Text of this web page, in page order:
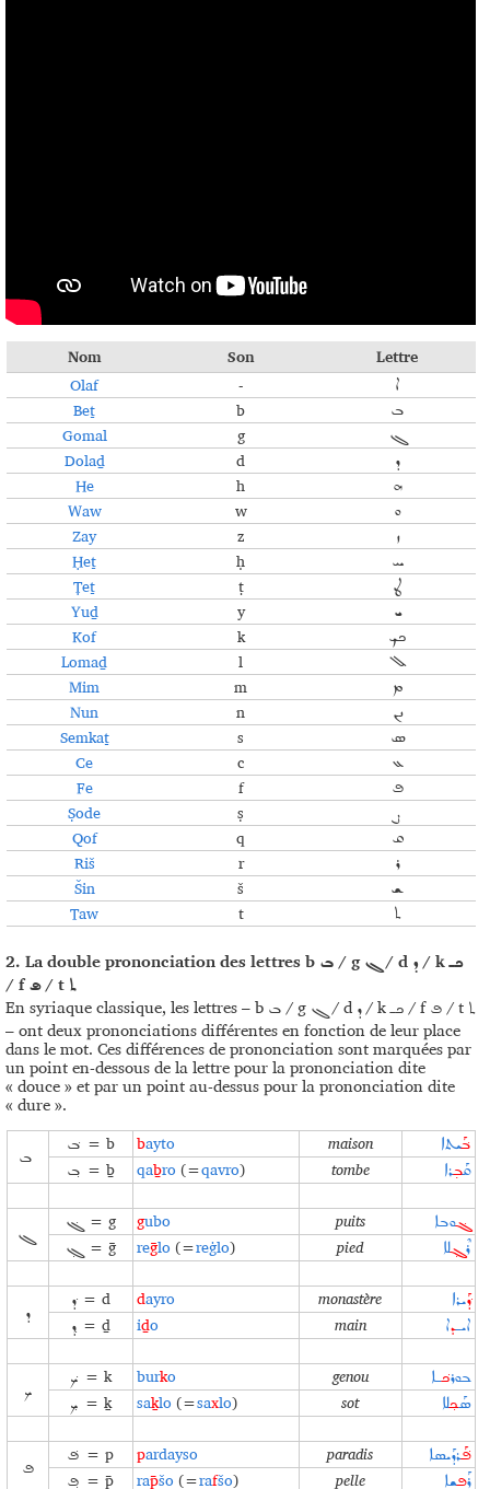
Nom Son Lettre
Olaf - ܐ
Beṯ b ܒ
Gomal g ܓ
Dolaḏ d ܕ
He h ܗ
Waw w ܘ
Zay z ܙ
Ḥeṯ ḥ ܚ
Ṭeṯ ṭ ܛ
Yuḏ y ܝ
Kof k ܟܟ
Lomaḏ l ܠ
Mim m ܡ
Nun n ܢܢ
Semkaṯ s ܣ
Ce c ܥ
Fe f ܦ
Ṣode ṣ ܨ
Qof q ܩ
Riš r ܪ
Šin š ܫ
Taw t ܬ
2. La double prononciation des lettres b ܒ / g ܓ/ d ܕ / kܟـ
/ fܦ/ t ܬ
En syriaque classique, les lettres – b ܒ / g ܓ/ d ܕ/ kܟـ / f ܦ / t ܬ
– ont deux prononciations différentes en fonction de leur place
dans le mot. Ces différences de prononciation sont marquées par
un point en-dessous de la lettre pour la prononciation dite
« douce » et par un point au-dessus pour la prononciation dite
« dure ».
ܒ
ܒ݁ = b bayto maison ܒ݁ܰ‍ܝܬܐ
ܒ݂ = ḇ qaḇro (=qavro) tombe ܩܰ‍ܒ̣‍‍ܪܐ
ܓ
ܓ݁ = g gubo puits ܓ݁‍‍ܘܒܐ
ܓ݂ = ḡ reḡlo (=reġlo) pied ܪܶܓ݂‍ܠܐ
ܕ
ܕ݁ = d dayro monastère ܕܰ݁ܝܪܐ
ܕ݂ = ḏ iḏo main ܐܝ‍ـ‍ܕ‌ܐ
ܟ
ܟ݁ = k burko genou ܒܘܪܟ݁‍‍ـܐ
ܟ݂ = ḵ saḵlo(=saxlo) sot ܣܰ‍ܟ݂‍ܠܐ
ܦ
ܦ݁ = p pardayso paradis ܦܰ݁‍‍ܪܕܰܝܣܐ
ܦ݂ = p̄ rap̄šo (=rafšo) pelle ܪܰܦ‍ܫܐ